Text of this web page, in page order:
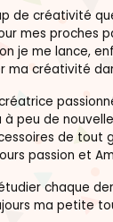
de créativité
mes proches
je me lance,
ma créativité
à peu de
de tout
passion et
chaque
ma petite